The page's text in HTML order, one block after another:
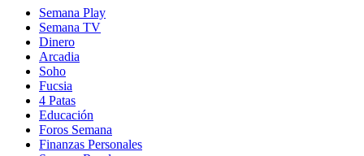
Semana Play
Semana TV
Dinero
Arcadia
Soho
in
new
window
Fucsia
in
new
window
4 Patas
Educación
Foros Semana
Finanzas Personales